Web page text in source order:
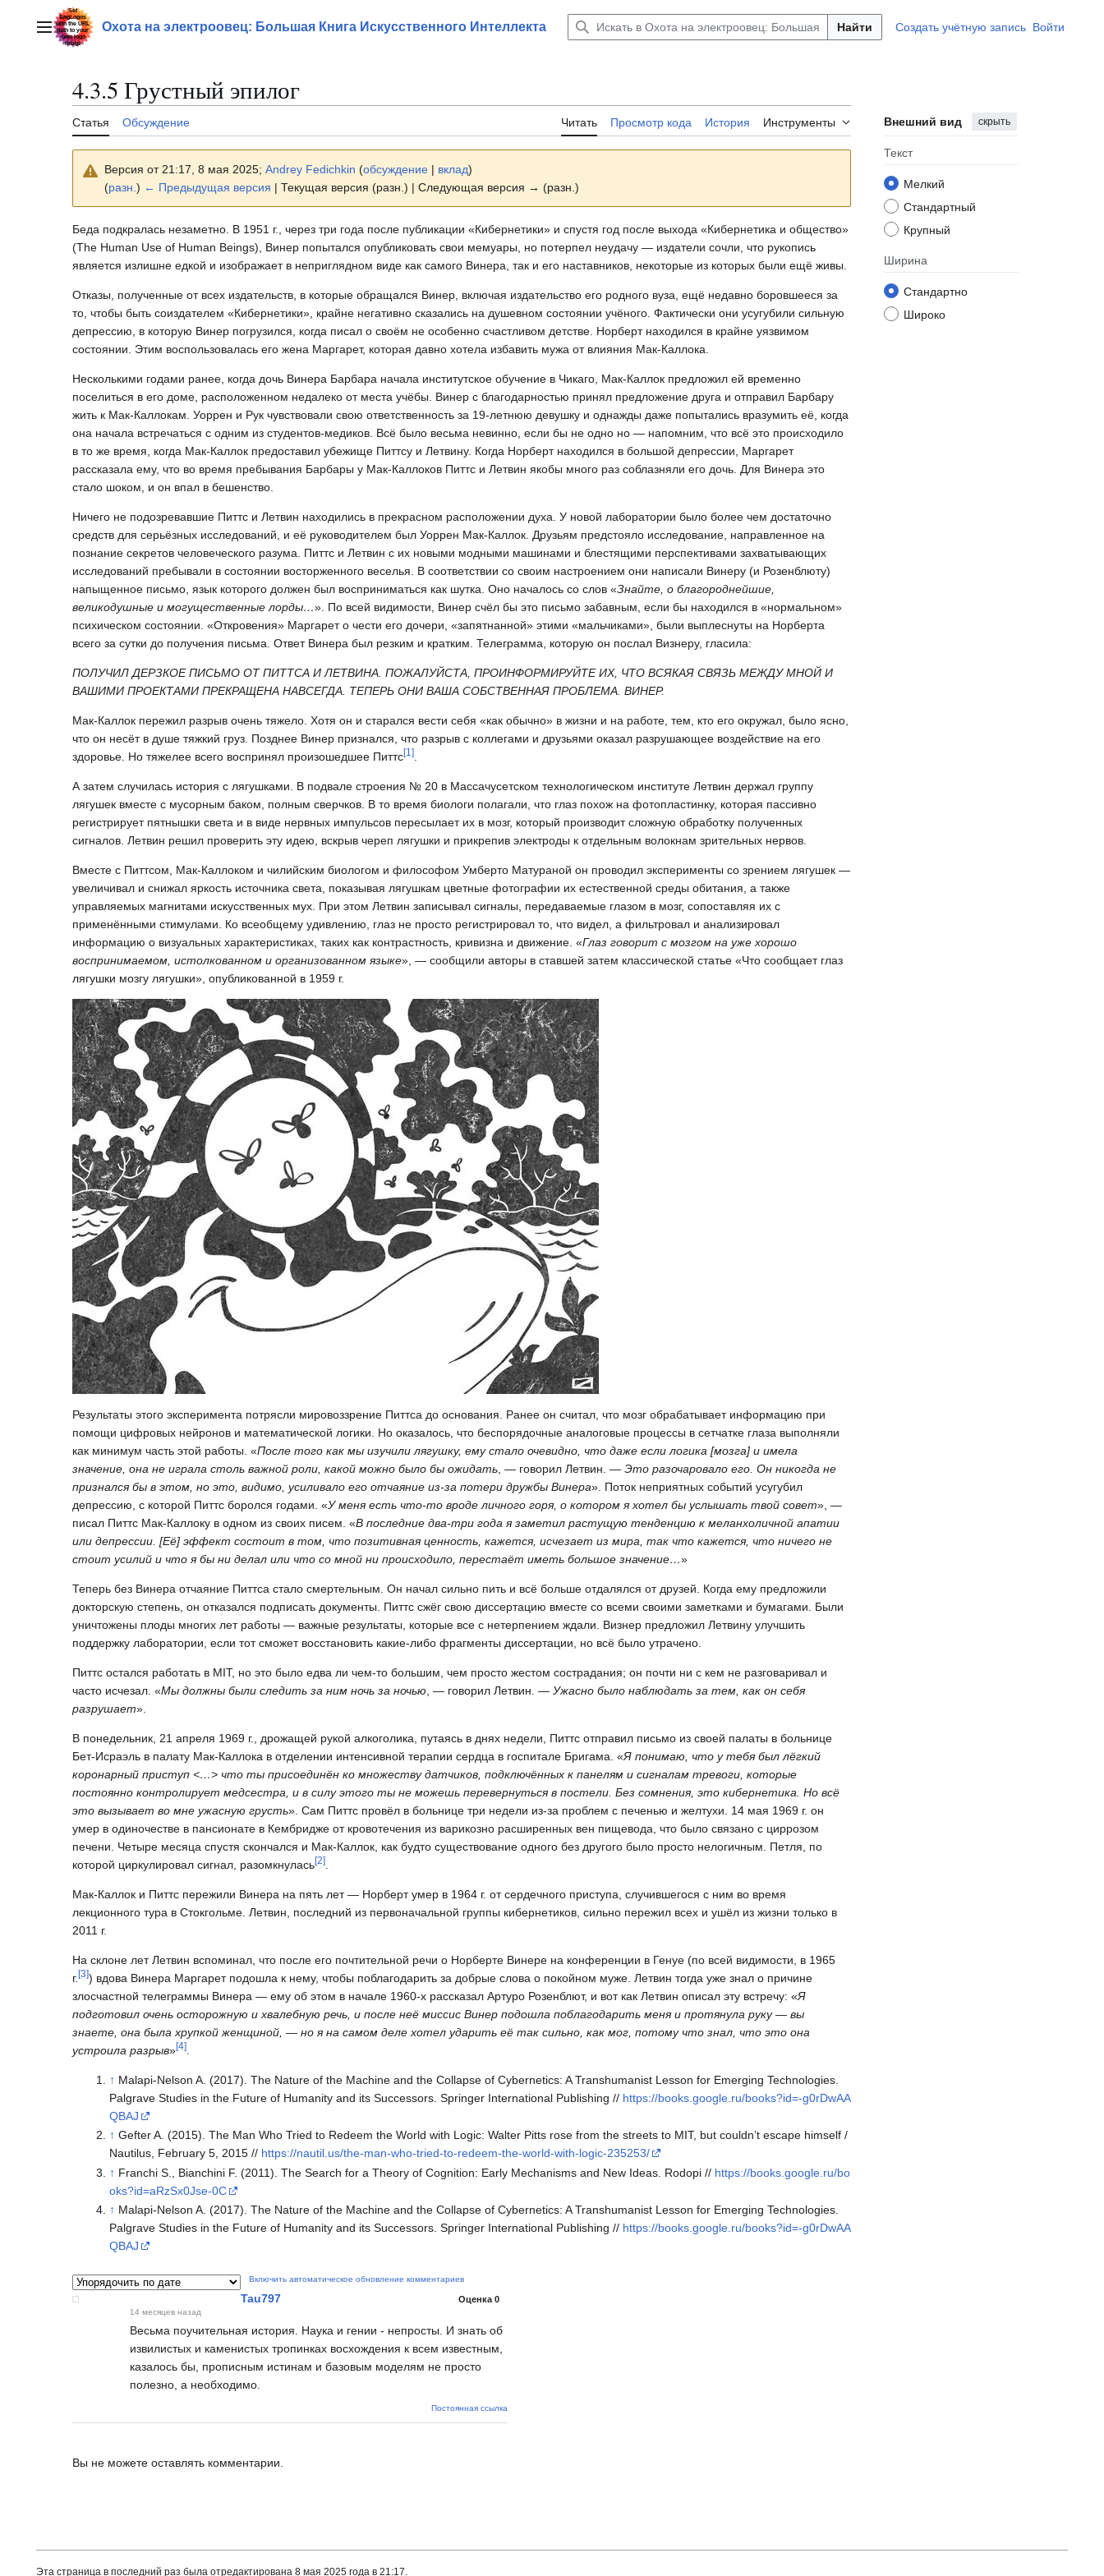
содержаниюГлавное менюОхота на электроовец: Большая Книга Искусственного Интеллекта Найти Создать учётную запись Войти
4.3.5 Грустный эпилог
Статья Обсуждение Читать Просмотр кода История Инструменты Внешний вид скрыть
Текст
Мелкий
Стандартный
Крупный
Ширина
Стандартно
Широко
Версия от 21:17, 8 мая 2025; Andrey Fedichkin (обсуждение | вклад)
(разн. ) ← Предыдущая версия | Текущая версия (разн.) | Следующая версия → (разн.)
Беда подкралась незаметно. В 1951 г., через три года после публикации «Кибернетики» и спустя год после выхода «Кибернетика и общество»
(The Human Use of Human Beings), Винер попытался опубликовать свои мемуары, но потерпел неудачу — издатели сочли, что рукопись
является излишне едкой и изображает в неприглядном виде как самого Винера, так и его наставников, некоторые из которых были ещё живы.
Отказы, полученные от всех издательств, в которые обращался Винер, включая издательство его родного вуза, ещё недавно боровшееся за
то, чтобы быть соиздателем «Кибернетики», крайне негативно сказались на душевном состоянии учёного. Фактически они усугубили сильную
депрессию, в которую Винер погрузился, когда писал о своём не особенно счастливом детстве. Норберт находился в крайне уязвимом
состоянии. Этим воспользовалась его жена Маргарет, которая давно хотела избавить мужа от влияния Мак-Каллока.
Несколькими годами ранее, когда дочь Винера Барбара начала институтское обучение в Чикаго, Мак-Каллок предложил ей временно
поселиться в его доме, расположенном недалеко от места учёбы. Винер с благодарностью принял предложение друга и отправил Барбару
жить к Мак-Каллокам. Уоррен и Рук чувствовали свою ответственность за 19-летнюю девушку и однажды даже попытались вразумить её, когда
она начала встречаться с одним из студентов-медиков. Всё было весьма невинно, если бы не одно но — напомним, что всё это происходило
в то же время, когда Мак-Каллок предоставил убежище Питтсу и Летвину. Когда Норберт находился в большой депрессии, Маргарет
рассказала ему, что во время пребывания Барбары у Мак-Каллоков Питтс и Летвин якобы много раз соблазняли его дочь. Для Винера это
стало шоком, и он впал в бешенство.
Ничего не подозревавшие Питтс и Летвин находились в прекрасном расположении духа. У новой лаборатории было более чем достаточно
средств для серьёзных исследований, и её руководителем был Уоррен Мак-Каллок. Друзьям предстояло исследование, направленное на
познание секретов человеческого разума. Питтс и Летвин с их новыми модными машинами и блестящими перспективами захватывающих
исследований пребывали в состоянии восторженного веселья. В соответствии со своим настроением они написали Винеру (и Розенблюту)
напыщенное письмо, язык которого должен был восприниматься как шутка. Оно началось со слов «Знайте, о благороднейшие,
великодушные и могущественные лорды…». По всей видимости, Винер счёл бы это письмо забавным, если бы находился в «нормальном»
психическом состоянии. «Откровения» Маргарет о чести его дочери, «запятнанной» этими «мальчиками», были выплеснуты на Норберта
всего за сутки до получения письма. Ответ Винера был резким и кратким. Телеграмма, которую он послал Визнеру, гласила:
ПОЛУЧИЛ ДЕРЗКОЕ ПИСЬМО ОТ ПИТТСА И ЛЕТВИНА. ПОЖАЛУЙСТА, ПРОИНФОРМИРУЙТЕ ИХ, ЧТО ВСЯКАЯ СВЯЗЬ МЕЖДУ МНОЙ И
ВАШИМИ ПРОЕКТАМИ ПРЕКРАЩЕНА НАВСЕГДА. ТЕПЕРЬ ОНИ ВАША СОБСТВЕННАЯ ПРОБЛЕМА. ВИНЕР.
Мак-Каллок пережил разрыв очень тяжело. Хотя он и старался вести себя «как обычно» в жизни и на работе, тем, кто его окружал, было ясно,
что он несёт в душе тяжкий груз. Позднее Винер признался, что разрыв с коллегами и друзьями оказал разрушающее воздействие на его
здоровье. Но тяжелее всего воспринял произошедшее Питтс[1 ]
А затем случилась история с лягушками. В подвале строения № 20 в Массачусетском технологическом институте Летвин держал группу
лягушек вместе с мусорным баком, полным сверчков. В то время биологи полагали, что глаз похож на фотопластинку, которая пассивно
регистрирует пятнышки света и в виде нервных импульсов пересылает их в мозг, который производит сложную обработку полученных
сигналов. Летвин решил проверить эту идею, вскрыв череп лягушки и прикрепив электроды к отдельным волокнам зрительных нервов.
Вместе с Питтсом, Мак-Каллоком и чилийским биологом и философом Умберто Матураной он проводил эксперименты со зрением лягушек —
увеличивал и снижал яркость источника света, показывая лягушкам цветные фотографии их естественной среды обитания, а также
управляемых магнитами искусственных мух. При этом Летвин записывал сигналы, передаваемые глазом в мозг, сопоставляя их с
применёнными стимулами. Ко всеобщему удивлению, глаз не просто регистрировал то, что видел, а фильтровал и анализировал
информацию о визуальных характеристиках, таких как контрастность, кривизна и движение. «Глаз говорит с мозгом на уже хорошо
воспринимаемом, истолкованном и организованном языке», — сообщили авторы в ставшей затем классической статье «Что сообщает глаз
лягушки мозгу лягушки», опубликованной в 1959 г.
Результаты этого эксперимента потрясли мировоззрение Питтса до основания. Ранее он считал, что мозг обрабатывает информацию при
помощи цифровых нейронов и математической логики. Но оказалось, что беспорядочные аналоговые процессы в сетчатке глаза выполняли
как минимум часть этой работы. «После того как мы изучили лягушку, ему стало очевидно, что даже если логика [мозга] и имела
значение, она не играла столь важной роли, какой можно было бы ожидать , — говорил Летвин. — Это разочаровало его. Он никогда не
признался бы в этом, но это, видимо, усиливало его отчаяние из-за потери дружбы Винера». Поток неприятных событий усугубил
депрессию, с которой Питтс боролся годами. «У меня есть что-то вроде личного горя, о котором я хотел бы услышать твой совет», —
писал Питтс Мак-Каллоку в одном из своих писем. «В последние два-три года я заметил растущую тенденцию к меланхоличной апатии
или депрессии. [Её] эффект состоит в том, что позитивная ценность, кажется, исчезает из мира, так что кажется, что ничего не
стоит усилий и что я бы ни делал или что со мной ни происходило, перестаёт иметь большое значение…»
Теперь без Винера отчаяние Питтса стало смертельным. Он начал сильно пить и всё больше отдалялся от друзей. Когда ему предложили
докторскую степень, он отказался подписать документы. Питтс сжёг свою диссертацию вместе со всеми своими заметками и бумагами. Были
уничтожены плоды многих лет работы — важные результаты, которые все с нетерпением ждали. Визнер предложил Летвину улучшить
поддержку лаборатории, если тот сможет восстановить какие-либо фрагменты диссертации, но всё было утрачено.
Питтс остался работать в MIT, но это было едва ли чем-то большим, чем просто жестом сострадания; он почти ни с кем не разговаривал и
часто исчезал. «Мы должны были следить за ним ночь за ночью , — говорил Летвин. — Ужасно было наблюдать за тем, как он себя
разрушает».
В понедельник, 21 апреля 1969 г., дрожащей рукой алкоголика, путаясь в днях недели, Питтс отправил письмо из своей палаты в больнице
Бет-Исраэль в палату Мак-Каллока в отделении интенсивной терапии сердца в госпитале Бригама. «Я понимаю, что у тебя был лёгкий
коронарный приступ <…> что ты присоединён ко множеству датчиков, подключённых к панелям и сигналам тревоги, которые
постоянно контролирует медсестра, и в силу этого ты не можешь перевернуться в постели. Без сомнения, это кибернетика. Но всё
это вызывает во мне ужасную грусть». Сам Питтс провёл в больнице три недели из-за проблем с печенью и желтухи. 14 мая 1969 г. он
умер в одиночестве в пансионате в Кембридже от кровотечения из варикозно расширенных вен пищевода, что было связано с циррозом
печени. Четыре месяца спустя скончался и Мак-Каллок, как будто существование одного без другого было просто нелогичным. Петля, по
которой циркулировал сигнал, разомкнулась[2]
Мак-Каллок и Питтс пережили Винера на пять лет — Норберт умер в 1964 г. от сердечного приступа, случившегося с ним во время
лекционного тура в Стокгольме. Летвин, последний из первоначальной группы кибернетиков, сильно пережил всех и ушёл из жизни только в
2011 г.
На склоне лет Летвин вспоминал, что после его почтительной речи о Норберте Винере на конференции в Генуе (по всей видимости, в 1965
г. [3]) вдова Винера Маргарет подошла к нему, чтобы поблагодарить за добрые слова о покойном муже. Летвин тогда уже знал о причине
злосчастной телеграммы Винера — ему об этом в начале 1960-х рассказал Артуро Розенблют, и вот как Летвин описал эту встречу: «Я
подготовил очень осторожную и хвалебную речь, и после неё миссис Винер подошла поблагодарить меня и протянула руку — вы
знаете, она была хрупкой женщиной, — но я на самом деле хотел ударить её так сильно, как мог, потому что знал, что это она
устроила разрыв»[4]
↑ Malapi-Nelson A. (2017). The Nature of the Machine and the Collapse of Cybernetics: A Transhumanist Lesson for Emerging Technologies.
Palgrave Studies in the Future of Humanity and its Successors. Springer International Publishing // https://books.google.ru/books?id=-g0rDwAA
QBAJ
↑ Gefter A. (2015). The Man Who Tried to Redeem the World with Logic: Walter Pitts rose from the streets to MIT, but couldn’t escape himself /
Nautilus, February 5, 2015 // https://nautil.us/the-man-who-tried-to-redeem-the-world-with-logic-235253/
↑ Franchi S., Bianchini F. (2011). The Search for a Theory of Cognition: Early Mechanisms and New Ideas. Rodopi // https://books.google.ru/bo
oks?id=aRzSx0Jse-0C
↑ Malapi-Nelson A. (2017). The Nature of the Machine and the Collapse of Cybernetics: A Transhumanist Lesson for Emerging Technologies.
Palgrave Studies in the Future of Humanity and its Successors. Springer International Publishing // https://books.google.ru/books?id=-g0rDwAA
QBAJ
Включить автоматическое обновление комментариев
Tau797
14 месяцев назад
Оценка 0
Весьма поучительная история. Наука и гении - непросты. И знать об
извилистых и каменистых тропинках восхождения к всем известным,
казалось бы, прописным истинам и базовым моделям не просто
полезно, а необходимо.
Постоянная ссылка
Вы не можете оставлять комментарии.
Эта страница в последний раз была отредактирована 8 мая 2025 года в 21:17.